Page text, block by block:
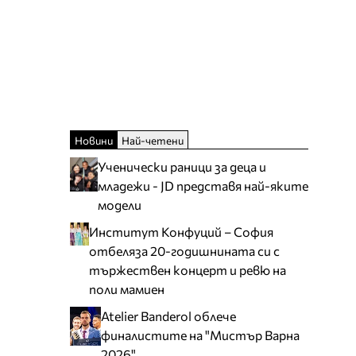
Новини Най-четени
Ученически раници за деца и
младежи - JD представя най-яките
модели
Институт Конфуций – София
отбеляза 20-годишнината си с
тържествен концерт и ревю на
поли мамиен
Atelier Banderol облече
финалистите на "Мистър Варна